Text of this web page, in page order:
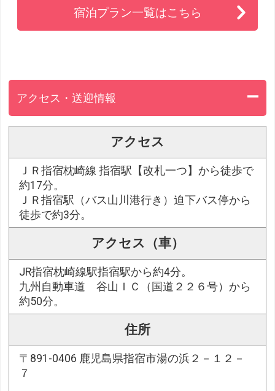
宿泊プラン一覧はこちら
アクセス・送迎情報
アクセス
ＪＲ指宿枕崎線 指宿駅【改札一つ】から徒歩で
約17分。
ＪＲ指宿駅（バス山川港行き）迫下バス停から
徒歩で約3分。
アクセス（車）
JR指宿枕崎線駅指宿駅から約4分。
九州自動車道 谷山ＩＣ（国道２２６号）から
約50分。
住所
〒891-0406 鹿児島県指宿市湯の浜２－１２－
７